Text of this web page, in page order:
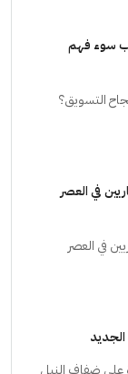
سوء فهم
التسويق؟
في العصر
في العصر
على ضفاف النيل